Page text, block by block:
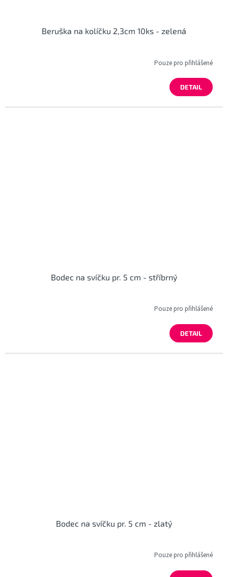
Beruška na kolíčku 2,3cm 10ks - zelená
Pouze pro přihlášené
DETAIL
Bodec na svíčku pr. 5 cm - stříbrný
Pouze pro přihlášené
DETAIL
Bodec na svíčku pr. 5 cm - zlatý
Pouze pro přihlášené